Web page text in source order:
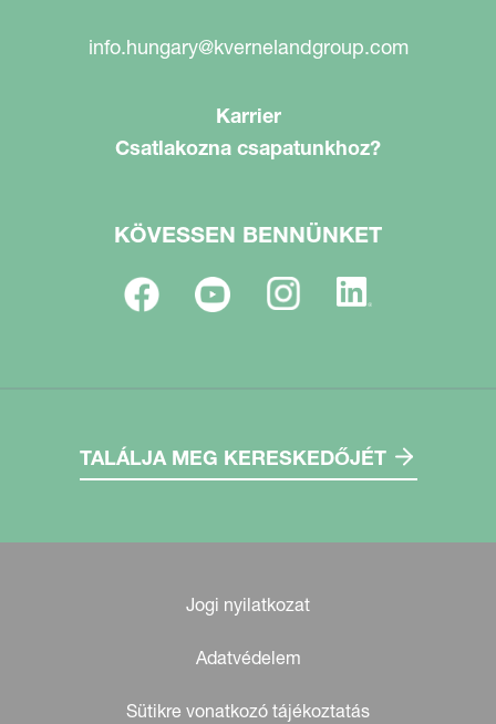
info.hungary@kvernelandgroup.com
Karrier
Csatlakozna csapatunkhoz?
KÖVESSEN BENNÜNKET
TALÁLJA MEG KERESKEDŐJÉT
Jogi nyilatkozat
Adatvédelem
Sütikre vonatkozó tájékoztatás